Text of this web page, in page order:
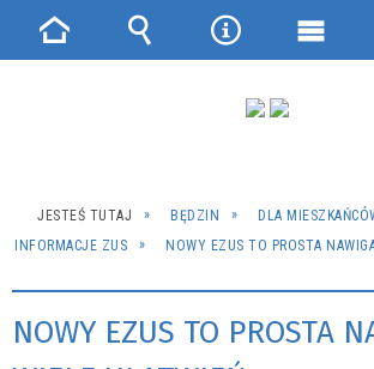
JESTEŚ TUTAJ BĘDZIN
DLA
INFORMACJE ZUS
NOWY EZUS TO PROSTA
NOWY EZUS TO PROSTA
Strona Wyszukiwarka
NarzędziaMenu